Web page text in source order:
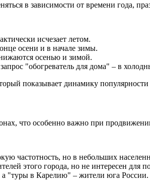
в зависимости от времени года,
исчезает летом.
осени и в начале зимы.
осенью и зимой.
"обогреватель для дома" – в
показывает динамику
что особенно важно при
частотность, но в небольших
этого города, но не интересен для
"туры в Карелию" – жители юга России.